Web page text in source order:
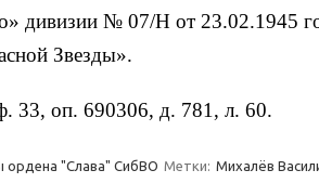
дивизии № 07/Н от 23.02.1945
Звезды».
оп. 690306, д. 781, л. 60.
ордена "Слава" СибВО Метки: Михалёв